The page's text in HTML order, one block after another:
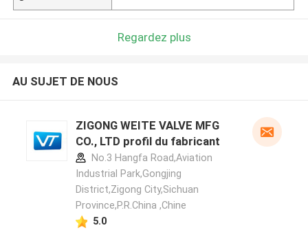
Regardez plus
AU SUJET DE NOUS
ZIGONG WEITE VALVE MFG
CO., LTD profil du fabricant
No.3 Hangfa Road,Aviation
Industrial Park,Gongjing
District,Zigong City,Sichuan
Province,P.R.China ,Chine
5.0